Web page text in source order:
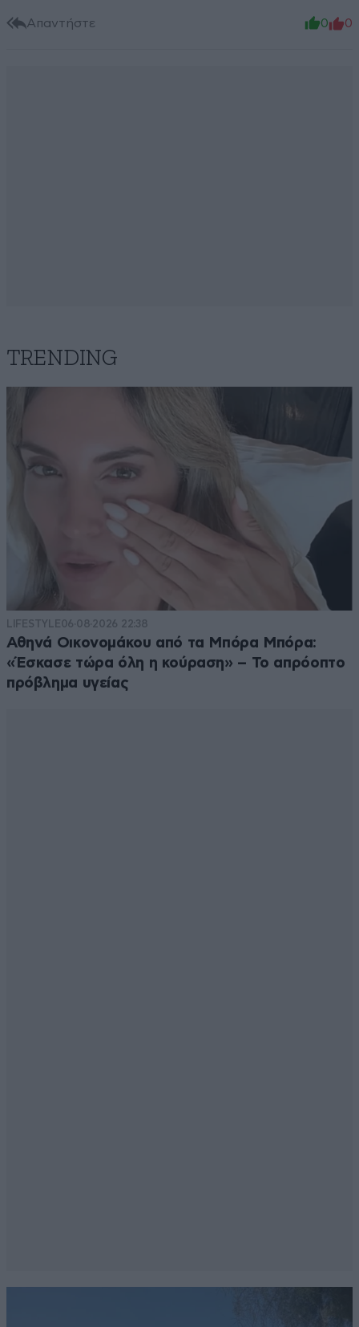
Απαντήστε 0 0
TRENDING
LIFESTYLE06·08·2026 22:38
Αθηνά Οικονομάκου από τα Μπόρα Μπόρα:
«Έσκασε τώρα όλη η κούραση» – Το απρόοπτο
πρόβλημα υγείας